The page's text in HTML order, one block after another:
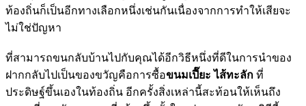
ท้องถิ่นก็เป็นอีกทางเลือกหนึ่งเช่นกันเนื่องจากการทำให้เสียจะ
ไม่ใช่ปัญหา
ที่สามารถขนกลับบ้านไปกับคุณได้อีกวิธีหนึ่งที่ดีในการนำของ
ฝากกลับไปเป็นของขวัญคือการซื้อขนมเปี๊ยะ ไส้ทะลัก ที่
ประดิษฐ์ขึ้นเองในท้องถิ่น อีกครั้งสิ่งเหล่านี้สะท้อนให้เห็นถึง